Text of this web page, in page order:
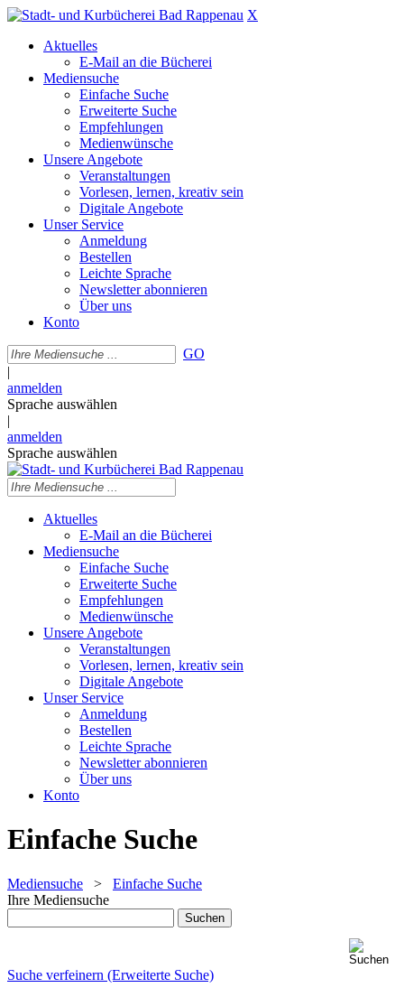
X
Aktuelles
E-Mail an die Bücherei
Mediensuche
Einfache Suche
Erweiterte Suche
Empfehlungen
Medienwünsche
Unsere Angebote
Veranstaltungen
Vorlesen, lernen, kreativ sein
Digitale Angebote
Unser Service
Anmeldung
Bestellen
Leichte Sprache
Newsletter abonnieren
Über uns
Konto
GO
|
anmelden
Sprache auswählen
|
anmelden
Sprache auswählen
Aktuelles
E-Mail an die Bücherei
Mediensuche
Einfache Suche
Erweiterte Suche
Empfehlungen
Medienwünsche
Unsere Angebote
Veranstaltungen
Vorlesen, lernen, kreativ sein
Digitale Angebote
Unser Service
Anmeldung
Bestellen
Leichte Sprache
Newsletter abonnieren
Über uns
Konto
Einfache Suche
Mediensuche > Einfache Suche
Ihre Mediensuche
Suche verfeinern (Erweiterte Suche)